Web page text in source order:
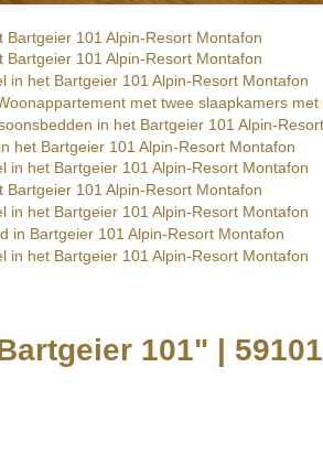
101" | 59101